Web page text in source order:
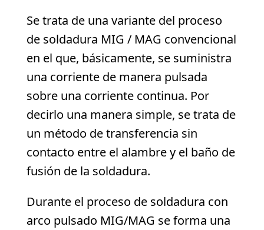
Se trata de una variante del proceso
de soldadura MIG / MAG convencional
en el que, básicamente, se suministra
una corriente de manera pulsada
sobre una corriente continua. Por
decirlo una manera simple, se trata de
un método de transferencia sin
contacto entre el alambre y el baño de
fusión de la soldadura.
Durante el proceso de soldadura con
arco pulsado MIG/MAG se forma una